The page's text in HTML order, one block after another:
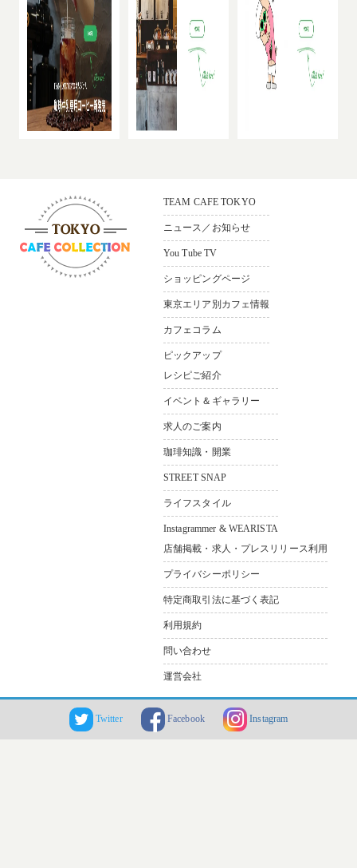
TEAM CAFE TOKYO
ニュース／お知らせ
You Tube TV
ショッピングページ
東京エリア別カフェ情報
カフェコラム
ピックアップ
レシピご紹介
イベント＆ギャラリー
求人のご案内
珈琲知識・開業
STREET SNAP
ライフスタイル
Instagrammer & WEARISTA
店舗掲載・求人・プレスリリース利用
プライバシーポリシー
特定商取引法に基づく表記
利用規約
問い合わせ
運営会社
Twitter Facebook Instagram